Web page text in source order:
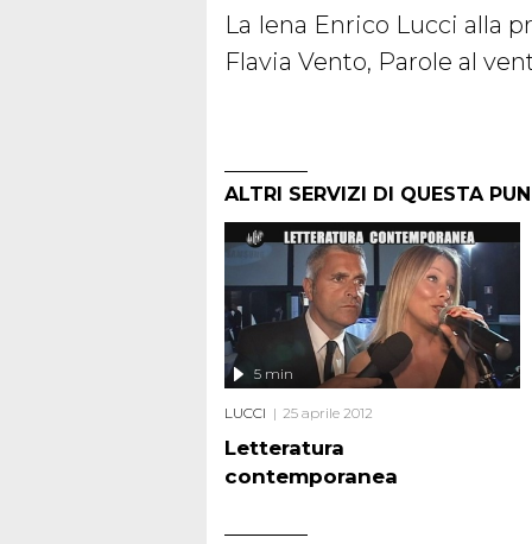
La Iena Enrico Lucci alla
Flavia Vento, Parole al
ALTRI SERVIZI DI QUESTA
Letteratura
contemporanea
5 min
LUCCI 25 aprile 2012